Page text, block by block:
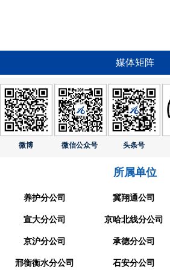
媒体矩阵
微博 微信公众号 头条号
所属单位
养护分公司 冀翔通公司
宣大分公司 京哈北线分公司
京沪分公司 承德分公司
邢衡衡水分公司 石安分公司